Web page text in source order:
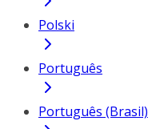
Polski
Português
Português (Brasil)